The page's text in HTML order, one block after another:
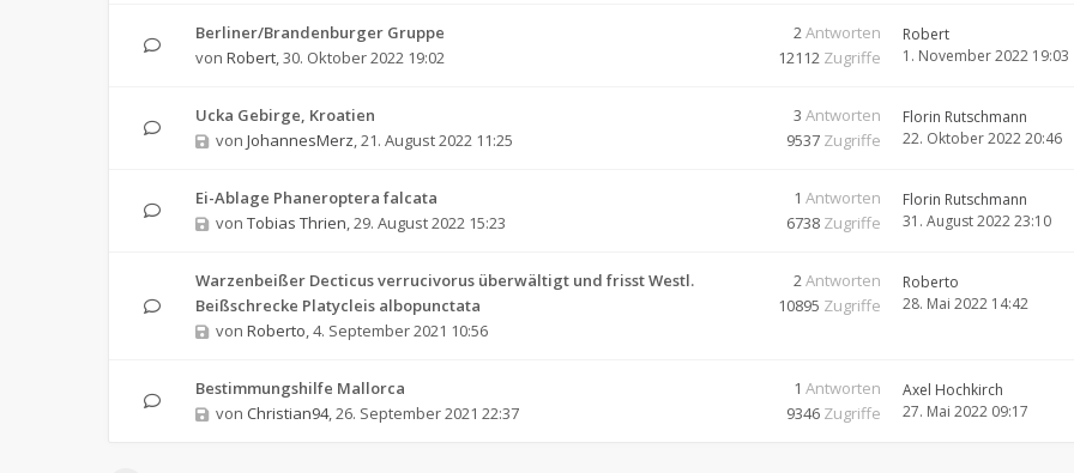
Berliner/Brandenburger Gruppe
von Robert,30. Oktober 2022 19:02
2Antworten
12112 Zugriffe
Robert
1. November 2022 19:03
Ucka Gebirge, Kroatien
von JohannesMerz,21. August 2022 11:25
3 Antworten
9537 Zugriffe
Florin Rutschmann
22. Oktober 2022 20:46
Ei-Ablage Phaneroptera falcata
von Tobias Thrien,29. August 2022 15:23
1 Antworten
6738 Zugriffe
Florin Rutschmann
31. August 2022 23:10
Warzenbeißer Decticus verrucivorus überwältigt und frisst Westl.
Beißschrecke Platycleis albopunctata
von Roberto,4. September 2021 10:56
2Antworten
10895 Zugriffe
Roberto
28. Mai 2022 14:42
Bestimmungshilfe Mallorca
von Christian94,26. September 2021 22:37
1 Antworten
9346 Zugriffe
Axel Hochkirch
27. Mai 2022 09:17